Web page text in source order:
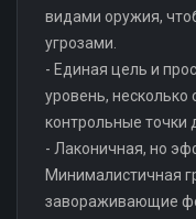
видами оружия,
угрозами.
- Единая цель и
уровень, несколько
контрольные точки
- Лаконичная, но
Минималистичная
завораживающие